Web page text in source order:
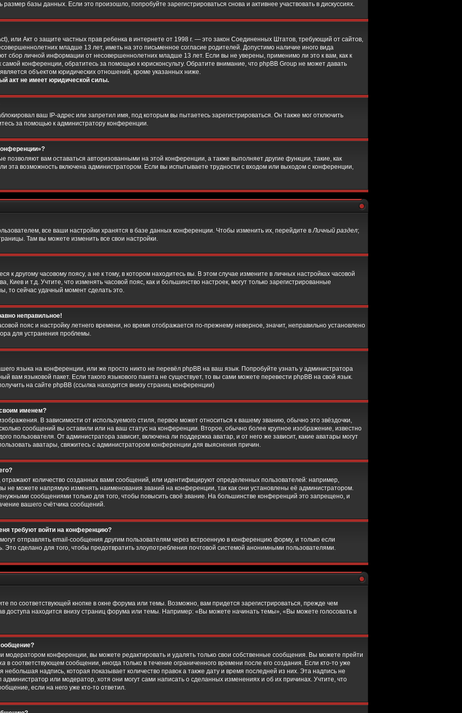
базы данных. Если это произошло, попробуйте зарегистрироваться снова и активнее участвовать в дискуссиях.
или Акт о защите частных прав ребенка в интернете от 1998 г. — это закон Соединенных Штатов, требующий от сайтов,
младше 13 лет, иметь на это письменное согласие родителей. Допустимо наличие иного вида
сбор личной информации от несовершеннолетних младше 13 лет. Если вы не уверены, применимо ли это к вам, как к
конференции, обратитесь за помощью к юрисконсульту. Обратите внимание, что phpBB Group не может давать
объектом юридических отношений, кроме указанных ниже.
акт не имеет юридической силы.
ваш IP-адрес или запретил имя, под которым вы пытаетесь зарегистрироваться. Он также мог отключить
за помощью к администратору конференции.
позволяют вам оставаться авторизованными на этой конференции, а также выполняет другие функции, такие, как
эта возможность включена администратором. Если вы испытываете трудности с входом или выходом с конференции,
все ваши настройки хранятся в базе данных конференции. Чтобы изменить их, перейдите вЛичный раздел;
Там вы можете изменить все свои настройки.
к другому часовому поясу, а не к тому, в котором находитесь вы. В этом случае измените в личных настройках часовой
Киев и т.д. Учтите, что изменять часовой пояс, как и большинство настроек, могут только зарегистрированные
то сейчас удачный момент сделать это.
неправильное!
пояс и настройку летнего времени, но время отображается по-прежнему неверное, значит, неправильно установлено
для устранения проблемы.
языка на конференции, или же просто никто не перевёл phpBB на ваш язык. Попробуйте узнать у администратора
вам языковой пакет. Если такого языкового пакета не существует, то вы сами можете перевести phpBB на свой язык.
на сайте phpBB (ссылка находится внизу страниц конференции)
именем?
В зависимости от используемого стиля, первое может относиться к вашему званию, обычно это звёздочки,
сообщений вы оставили или на ваш статус на конференции. Второе, обычно более крупное изображение, известно
пользователя. От администратора зависит, включена ли поддержка аватар, и от него же зависит, какие аватары могут
аватары, свяжитесь с администратором конференции для выяснения причин.
количество созданных вами сообщений, или идентифицируют определенных пользователей: например,
не можете напрямую изменять наименования званий на конференции, так как они установлены её администратором.
сообщениями только для того, чтобы повысить своё звание. На большинстве конференций это запрещено, и
вашего счётчика сообщений.
требуют войти на конференцию?
отправлять email-сообщения другим пользователям через встроенную в конференцию форму, и только если
Это сделано для того, чтобы предотвратить злоупотребления почтовой системой анонимными пользователями.
по соответствующей кнопке в окне форума или темы. Возможно, вам придется зарегистрироваться, прежде чем
доступа находится внизу страниц форума или темы. Например: «Вы можете начинать темы», «Вы можете голосовать в
модератором конференции, вы можете редактировать и удалять только свои собственные сообщения. Вы можете прейти
в соответствующем сообщении, иногда только в течение ограниченного времени после его создания. Если кто-то уже
надпись, которая показывает количество правок а также дату и время последней из них. Эта надпись не
или модератор, хотя они могут сами написать о сделанных изменениях и об их причинах. Учтите, что
если на него уже кто-то ответил.